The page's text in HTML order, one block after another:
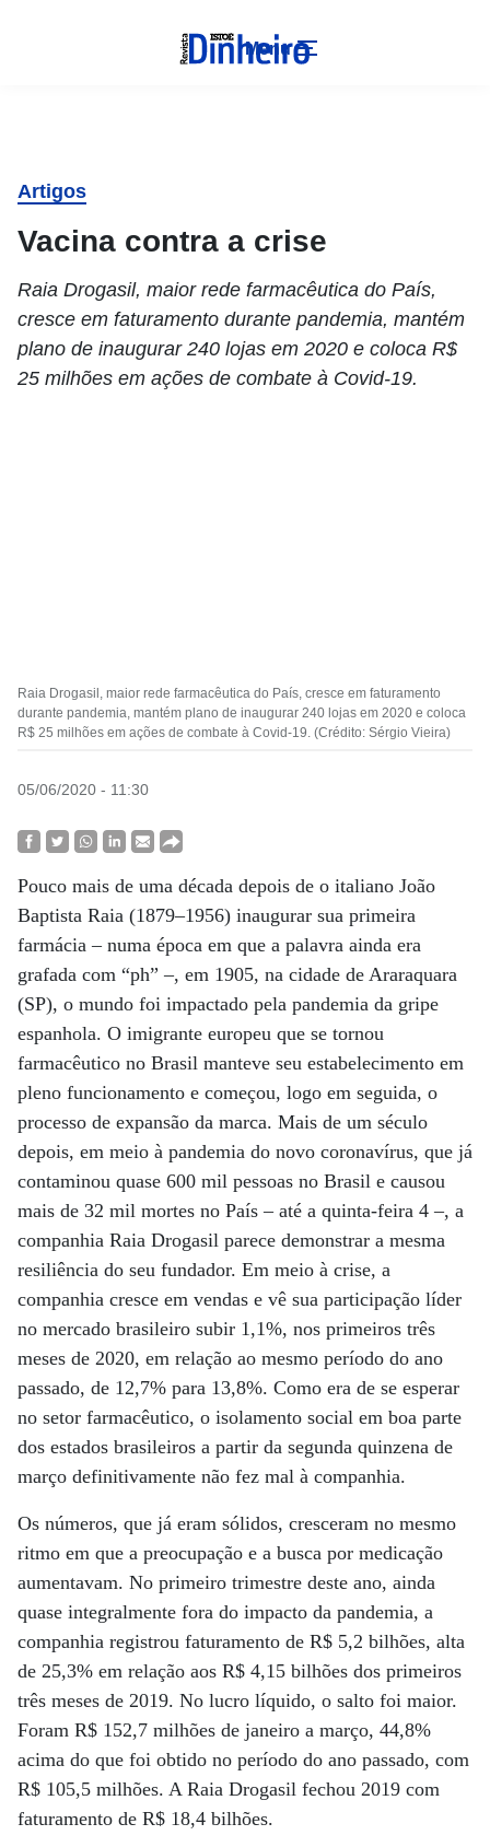
Menu
Artigos
Vacina contra a crise
Raia Drogasil, maior rede farmacêutica do País,
cresce em faturamento durante pandemia, mantém
plano de inaugurar 240 lojas em 2020 e coloca R$
25 milhões em ações de combate à Covid-19.
Raia Drogasil, maior rede farmacêutica do País, cresce em faturamento
durante pandemia, mantém plano de inaugurar 240 lojas em 2020 e coloca
R$ 25 milhões em ações de combate à Covid-19. (Crédito: Sérgio Vieira)
05/06/2020 - 11:30
Pouco mais de uma década depois de o italiano João
Baptista Raia (1879–1956) inaugurar sua primeira
farmácia – numa época em que a palavra ainda era
grafada com “ph” –, em 1905, na cidade de Araraquara
(SP), o mundo foi impactado pela pandemia da gripe
espanhola. O imigrante europeu que se tornou
farmacêutico no Brasil manteve seu estabelecimento em
pleno funcionamento e começou, logo em seguida, o
processo de expansão da marca. Mais de um século
depois, em meio à pandemia do novo coronavírus, que já
contaminou quase 600 mil pessoas no Brasil e causou
mais de 32 mil mortes no País – até a quinta-feira 4 –, a
companhia Raia Drogasil parece demonstrar a mesma
resiliência do seu fundador. Em meio à crise, a
companhia cresce em vendas e vê sua participação líder
no mercado brasileiro subir 1,1%, nos primeiros três
meses de 2020, em relação ao mesmo período do ano
passado, de 12,7% para 13,8%. Como era de se esperar
no setor farmacêutico, o isolamento social em boa parte
dos estados brasileiros a partir da segunda quinzena de
março definitivamente não fez mal à companhia.
Os números, que já eram sólidos, cresceram no mesmo
ritmo em que a preocupação e a busca por medicação
aumentavam. No primeiro trimestre deste ano, ainda
quase integralmente fora do impacto da pandemia, a
companhia registrou faturamento de R$ 5,2 bilhões, alta
de 25,3% em relação aos R$ 4,15 bilhões dos primeiros
três meses de 2019. No lucro líquido, o salto foi maior.
Foram R$ 152,7 milhões de janeiro a março, 44,8%
acima do que foi obtido no período do ano passado, com
R$ 105,5 milhões. A Raia Drogasil fechou 2019 com
faturamento de R$ 18,4 bilhões.